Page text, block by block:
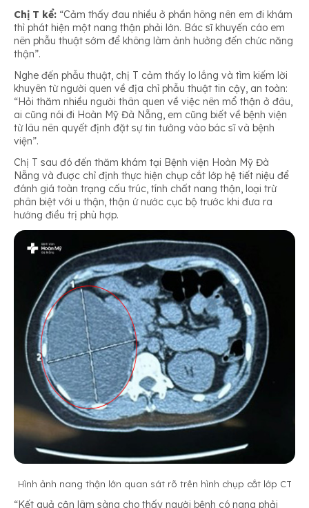
Chị T kể: “Cảm thấy đau nhiều ở phần hông nên em đi khám
thì phát hiện một nang thận phải lớn. Bác sĩ khuyến cáo em
nên phẫu thuật sớm để không làm ảnh hưởng đến chức năng
thận”.
Nghe đến phẫu thuật, chị T cảm thấy lo lắng và tìm kiếm lời
khuyên từ người quen về địa chỉ phẫu thuật tin cậy, an toàn:
“Hỏi thăm nhiều người thân quen về việc nên mổ thận ở đâu,
ai cũng nói đi Hoàn Mỹ Đà Nẵng, em cũng biết về bệnh viện
từ lâu nên quyết định đặt sự tin tưởng vào bác sĩ và bệnh
viện”.
Chị T sau đó đến thăm khám tại Bệnh viện Hoàn Mỹ Đà
Nẵng và được chỉ định thực hiện chụp cắt lớp hệ tiết niệu để
đánh giá toàn trạng cấu trúc, tính chất nang thận, loại trừ
phân biệt với u thận, thận ứ nước cục bộ trước khi đưa ra
hướng điều trị phù hợp.
Hình ảnh nang thận lớn quan sát rõ trên hình chụp cắt lớp CT
“Kết quả cận lâm sàng cho thấy người bệnh có nang phải